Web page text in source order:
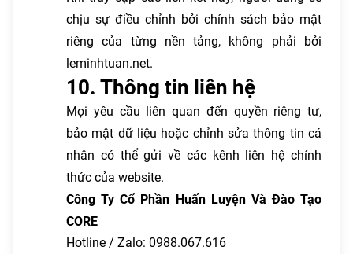
chịu sự điều chỉnh bởi chính sách bảo mật
riêng của từng nền tảng, không phải bởi
leminhtuan.net.
10. Thông tin liên hệ
Mọi yêu cầu liên quan đến quyền riêng tư,
bảo mật dữ liệu hoặc chỉnh sửa thông tin cá
nhân có thể gửi về các kênh liên hệ chính
thức của website.
Công Ty Cổ Phần Huấn Luyện Và Đào Tạo
CORE
Hotline / Zalo: 0988.067.616